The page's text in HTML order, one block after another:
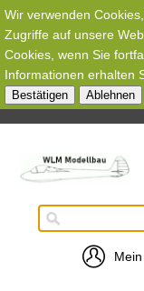
Wir verwenden
Zugriffe auf unsere
Cookies, wenn Sie
Informationen erhalten
Bestätigen Ablehnen